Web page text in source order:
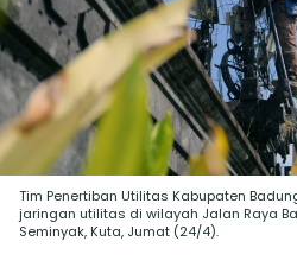
Tim Penertiban Utilitas Kabupaten
jaringan utilitas di wilayah Jalan Raya
Seminyak, Kuta, Jumat (24/4).